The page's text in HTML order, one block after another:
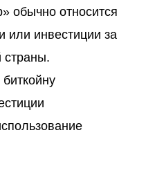
обычно относится
или инвестиции за
страны.